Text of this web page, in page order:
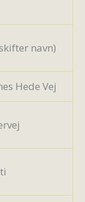
navn)
Hede Vej